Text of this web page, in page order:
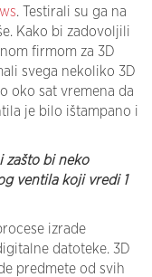
. Testirali su ga na
Kako bi zadovoljili
firmom za 3D
svega nekoliko 3D
oko sat vremena da
je bilo ištampano i
zašto bi neko
ventila koji vredi 1
izrade
datoteke. 3D
predmete od svih